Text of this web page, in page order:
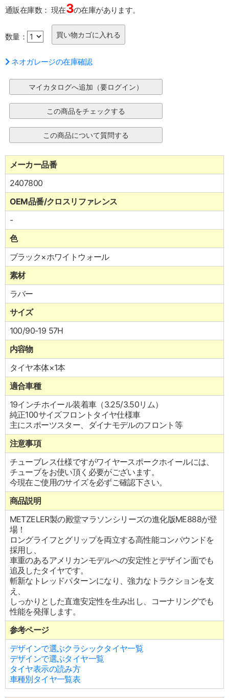
通販在庫数： 現在3の在庫があります。
数量：
ネオガレージの在庫確認
メーカー品番
2407800
OEM品番/クロスリファレンス
-
色
ブラック×ホワイトウォール
素材
ラバー
サイズ
100/90-19 57H
内容物
タイヤ本体×1本
適合車種
19インチホイール装着車（3.25/3.50リム）
純正100サイズフロントタイヤ仕様車
主にスポーツスター、ダイナモデルのフロント等
注意事項
チューブレス仕様ですがワイヤースポークホイールには、
チューブをお使い頂く必要がございます。
今現在ご使用のサイズを必ずご確認下さい。
商品説明
METZELER製の殿堂マラソンシリーズの進化版ME888が登
場！
ロングライフとグリップを両立する高性能コンパウンドを
採用し、
車重のあるアメリカンモデルへの安定性とデザイン面でも
追及したタイヤです。
斬新なトレッドパターンになり、強力なトラクションを支
え、
しっかりとした直進安定性を生み出し、コーナリングでも
性能を発揮します。
参考ページ
デザインで選ぶクラシックタイヤ一覧
デザインで選ぶタイヤ一覧
タイヤ表示の読み方
車種別タイヤ一覧表